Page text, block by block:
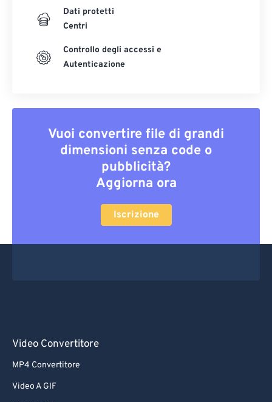
Dati protetti
Centri
Controllo degli accessi e
Autenticazione
Vuoi convertire file di grandi
dimensioni senza code o
pubblicità?
Aggiorna ora
Iscrizione
Video Convertitore
MP4 Convertitore
Video A GIF